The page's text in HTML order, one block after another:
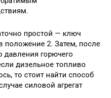
простой — ключ
положение 2. Затем, после
давления горючего
дизельное топливо
то стоит найти способ
силовой агрегат